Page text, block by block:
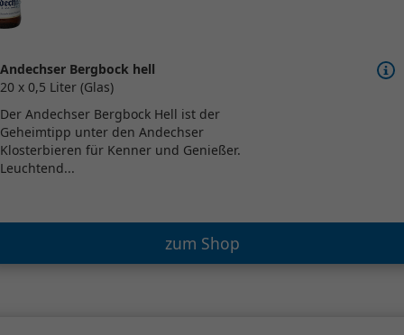
Andechser Bergbock hell
20 x 0,5 Liter (Glas)
Der Andechser Bergbock Hell ist der
Geheimtipp unter den Andechser
Klosterbieren für Kenner und Genießer.
Leuchtend...
zum Shop